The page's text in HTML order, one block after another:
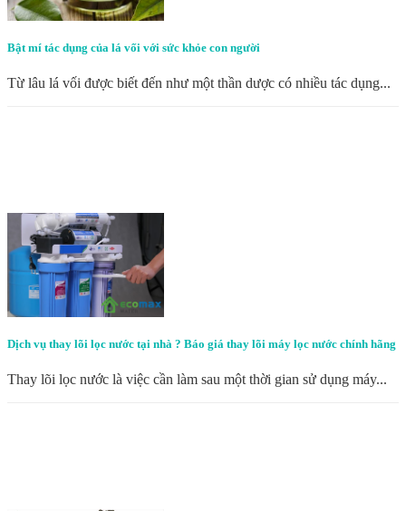
Bật mí tác dụng của lá vối với sức khỏe con người
Từ lâu lá vối được biết đến như một thần dược có nhiều tác dụng...
Dịch vụ thay lõi lọc nước tại nhà ? Báo giá thay lõi máy lọc nước chính hãng
Thay lõi lọc nước là việc cần làm sau một thời gian sử dụng máy...